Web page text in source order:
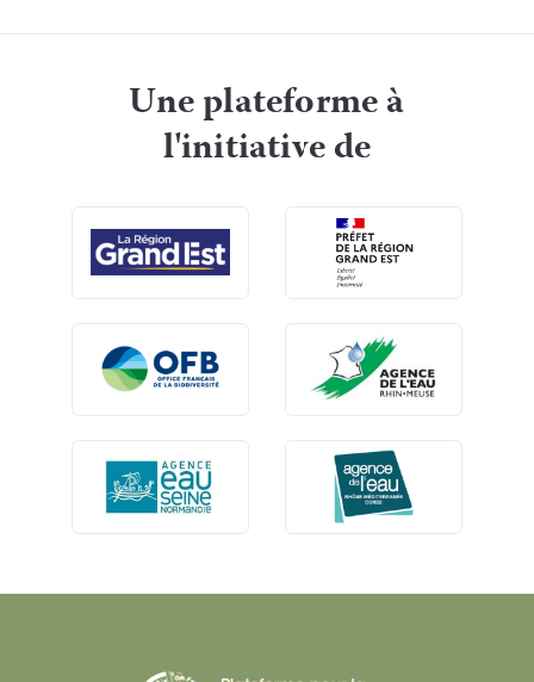
Une plateforme à
l'initiative de